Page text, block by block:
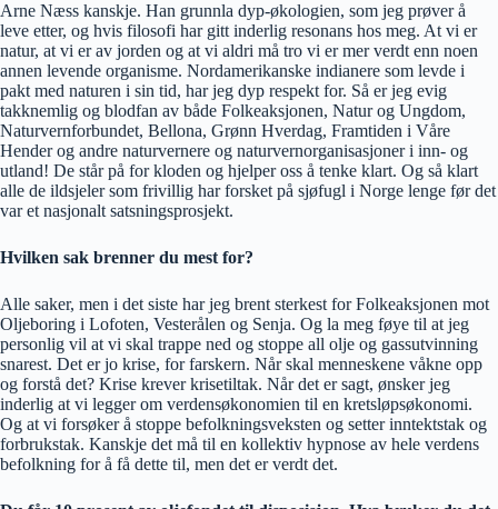
Arne Næss kanskje. Han grunnla dyp-økologien, som jeg prøver å
leve etter, og hvis filosofi har gitt inderlig resonans hos meg. At vi er
natur, at vi er av jorden og at vi aldri må tro vi er mer verdt enn noen
annen levende organisme. Nordamerikanske indianere som levde i
pakt med naturen i sin tid, har jeg dyp respekt for. Så er jeg evig
takknemlig og blodfan av både Folkeaksjonen, Natur og Ungdom,
Naturvernforbundet, Bellona, Grønn Hverdag, Framtiden i Våre
Hender og andre naturvernere og naturvernorganisasjoner i inn- og
utland! De står på for kloden og hjelper oss å tenke klart. Og så klart
alle de ildsjeler som frivillig har forsket på sjøfugl i Norge lenge før det
var et nasjonalt satsningsprosjekt.
Hvilken sak brenner du mest for?
Alle saker, men i det siste har jeg brent sterkest for Folkeaksjonen mot
Oljeboring i Lofoten, Vesterålen og Senja. Og la meg føye til at jeg
personlig vil at vi skal trappe ned og stoppe all olje og gassutvinning
snarest. Det er jo krise, for farskern. Når skal menneskene våkne opp
og forstå det? Krise krever krisetiltak. Når det er sagt, ønsker jeg
inderlig at vi legger om verdensøkonomien til en kretsløpsøkonomi.
Og at vi forsøker å stoppe befolkningsveksten og setter inntektstak og
forbrukstak. Kanskje det må til en kollektiv hypnose av hele verdens
befolkning for å få dette til, men det er verdt det.